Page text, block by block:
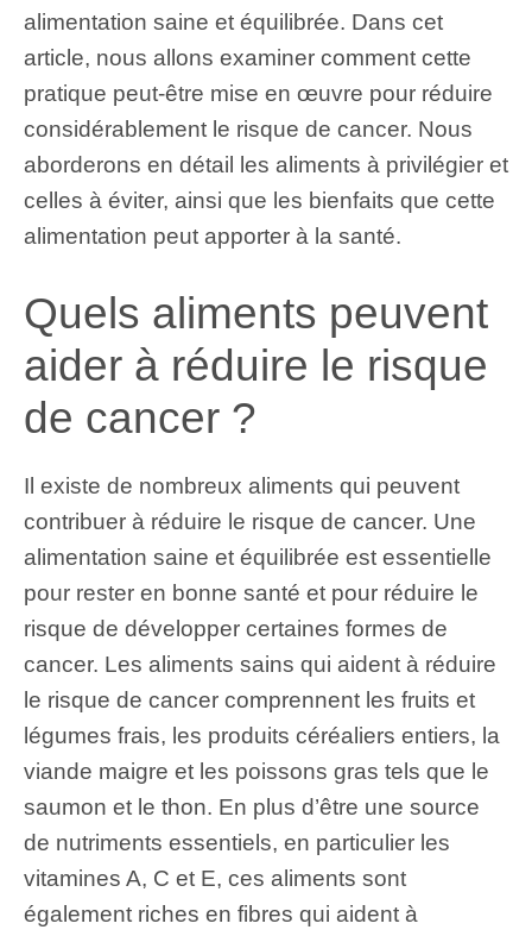
alimentation saine et équilibrée. Dans cet
article, nous allons examiner comment cette
pratique peut-être mise en œuvre pour réduire
considérablement le risque de cancer. Nous
aborderons en détail les aliments à privilégier et
celles à éviter, ainsi que les bienfaits que cette
alimentation peut apporter à la santé.
Quels aliments peuvent
aider à réduire le risque
de cancer ?
Il existe de nombreux aliments qui peuvent
contribuer à réduire le risque de cancer. Une
alimentation saine et équilibrée est essentielle
pour rester en bonne santé et pour réduire le
risque de développer certaines formes de
cancer. Les aliments sains qui aident à réduire
le risque de cancer comprennent les fruits et
légumes frais, les produits céréaliers entiers, la
viande maigre et les poissons gras tels que le
saumon et le thon. En plus d’être une source
de nutriments essentiels, en particulier les
vitamines A, C et E, ces aliments sont
également riches en fibres qui aident à